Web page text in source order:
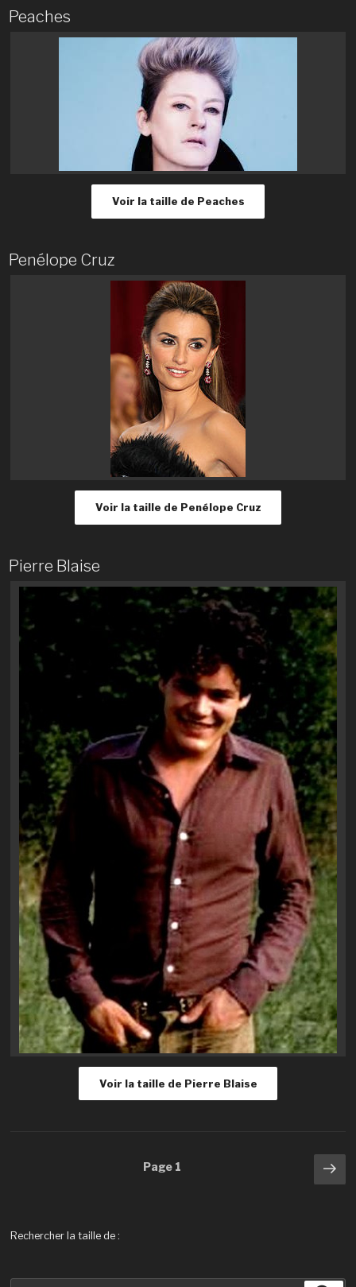
Peaches
Voir la taille de Peaches
Penélope Cruz
Voir la taille de Penélope Cruz
Pierre Blaise
Voir la taille de Pierre Blaise
Page 1
Rechercher la taille de :